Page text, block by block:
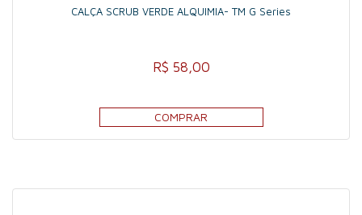
CALÇA SCRUB VERDE ALQUIMIA- TM G Series
R$ 58,00
COMPRAR